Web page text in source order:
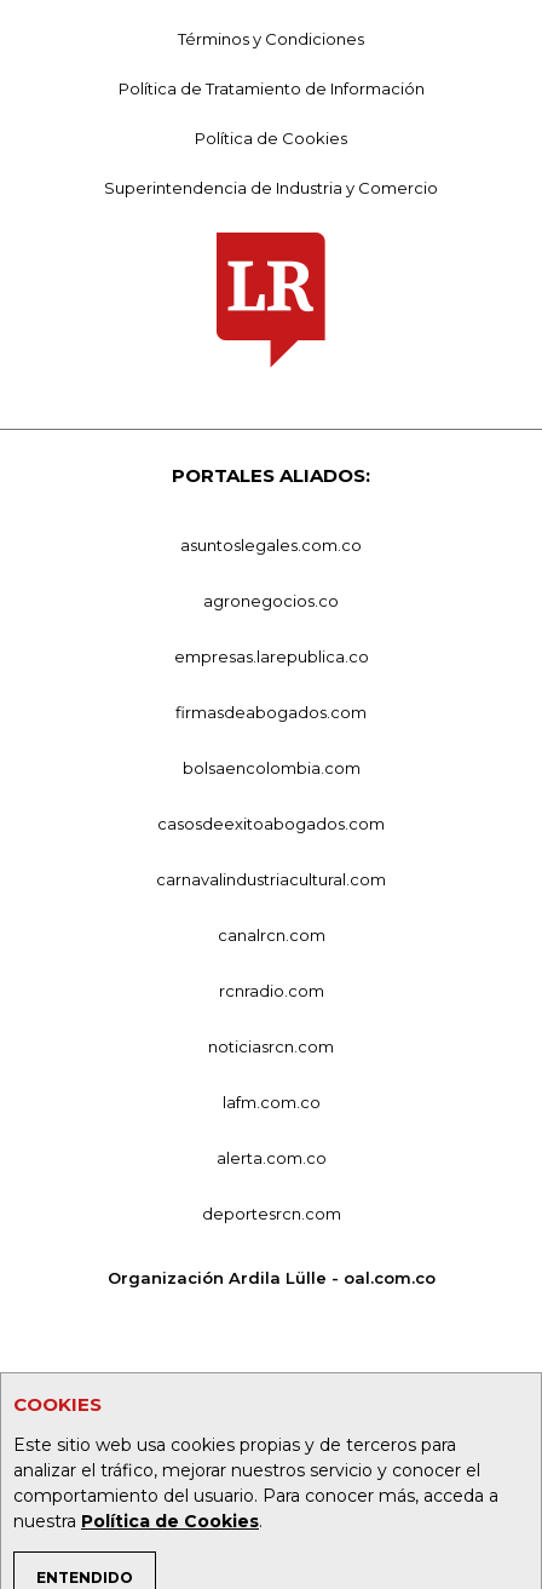
COOKIES
Este sitio web usa cookies propias y de terceros para
analizar el tráfico, mejorar nuestros servicio y conocer el
comportamiento del usuario. Para conocer más, acceda a
nuestra Política de Cookies.
ENTENDIDO
Términos y Condiciones
Política de Tratamiento de Información
Política de Cookies
Superintendencia de Industria y Comercio
PORTALES ALIADOS:
asuntoslegales.com.co
agronegocios.co
empresas.larepublica.co
firmasdeabogados.com
bolsaencolombia.com
casosdeexitoabogados.com
carnavalindustriacultural.com
canalrcn.com
rcnradio.com
noticiasrcn.com
lafm.com.co
alerta.com.co
deportesrcn.com
Organización Ardila Lülle - oal.com.co